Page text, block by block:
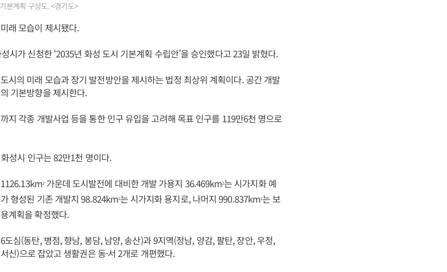
본계획 구상도. <경기도>
래 모습이 제시됐다.
시가 신청한 ‘2035년 화성 도시 기본계획 수립안’을 승인했다고 23일 밝혔다.
시의 미래 모습과 장기 발전방안을 제시하는 법정 최상위 계획이다. 공간 개발
기본방향을 제시한다.
지 각종 개발사업 등을 통한 인구 유입을 고려해 목표 인구를 119만6천 명으로
성시 인구는 82만1천 명이다.
2가운데 도시발전에 대비한 개발 가용지 36.469km2는 시가지화 예
형성된 기존 개발지 98.824km2는 시가지화 용지로, 나머지 990.837km2는 보
계획을 확정했다.
도심(동탄, 병점, 향남, 봉담, 남양, 송산)과 9지역(정남, 양감, 팔탄, 장안, 우정,
신)으로 잡았고 생활권은 동·서 2개로 개편했다.